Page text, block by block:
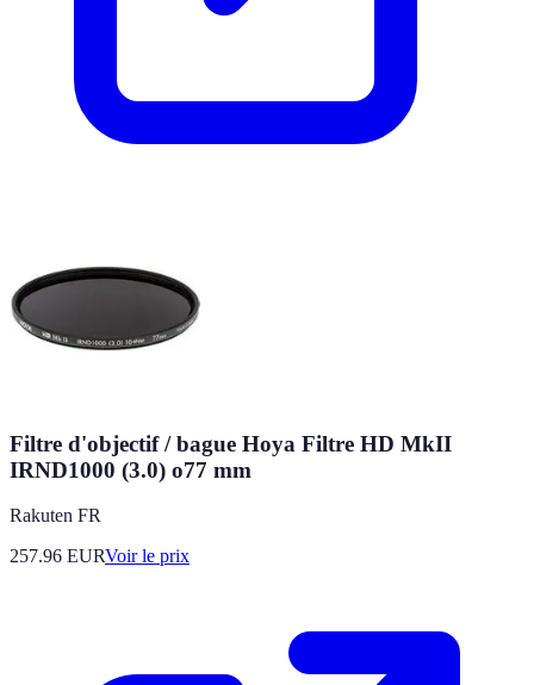
Filtre d'objectif / bague Hoya Filtre HD MkII
IRND1000 (3.0) o77 mm
Rakuten FR
257.96 EURVoir le prix